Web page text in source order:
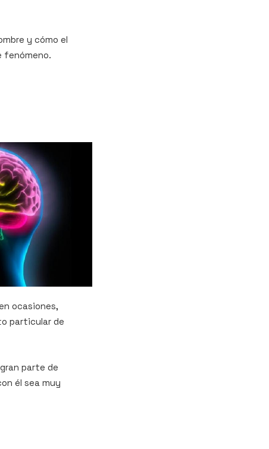
y cómo el
fenómeno.
ocasiones,
particular de
parte de
él sea muy